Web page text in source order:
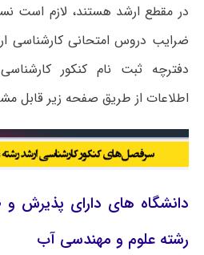
در مقطع ارشد هستند، لازم است
ضرایب دروس امتحانی کارشناسی
دفترچه ثبت نام کنکور
اطلاعات از طریق صفحه زیر قابل
دانشگاه های دارای پذیرش
رشته علوم و مهندسی آب